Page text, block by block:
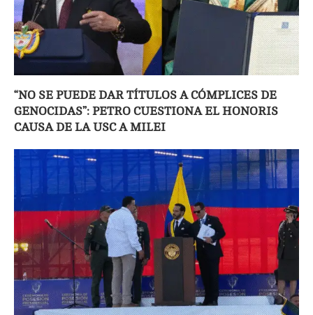
“NO SE PUEDE DAR TÍTULOS A CÓMPLICES DE
GENOCIDAS”: PETRO CUESTIONA EL HONORIS
CAUSA DE LA USC A MILEI